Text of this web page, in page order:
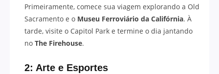
Primeiramente, comece sua viagem explorando a Old
Sacramento e o Museu Ferroviário da Califórnia. À
tarde, visite o Capitol Park e termine o dia jantando
no The Firehouse.
2: Arte e Esportes